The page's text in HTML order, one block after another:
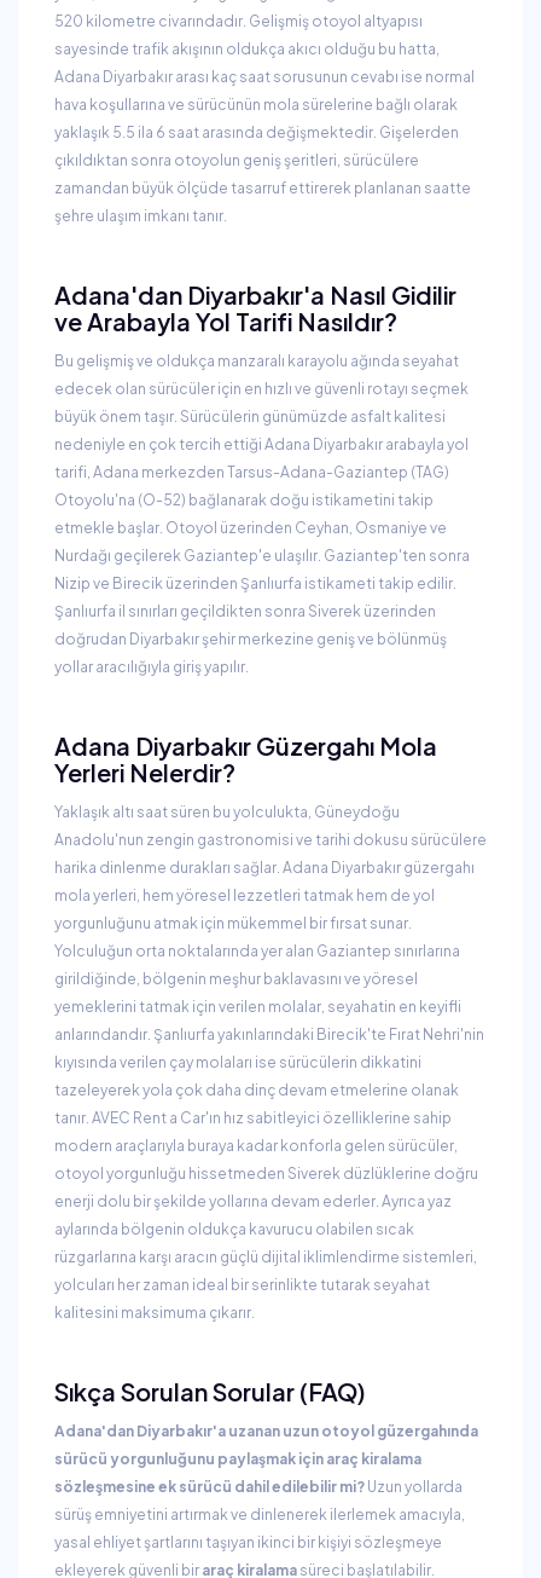
520 kilometre civarındadır. Gelişmiş otoyol altyapısı
sayesinde trafik akışının oldukça akıcı olduğu bu hatta,
Adana Diyarbakır arası kaç saat sorusunun cevabı ise normal
hava koşullarına ve sürücünün mola sürelerine bağlı olarak
yaklaşık 5.5 ila 6 saat arasında değişmektedir. Gişelerden
çıkıldıktan sonra otoyolun geniş şeritleri, sürücülere
zamandan büyük ölçüde tasarruf ettirerek planlanan saatte
şehre ulaşım imkanı tanır.
Adana'dan Diyarbakır'a Nasıl Gidilir
ve Arabayla Yol Tarifi Nasıldır?
Bu gelişmiş ve oldukça manzaralı karayolu ağında seyahat
edecek olan sürücüler için en hızlı ve güvenli rotayı seçmek
büyük önem taşır. Sürücülerin günümüzde asfalt kalitesi
nedeniyle en çok tercih ettiği Adana Diyarbakır arabayla yol
tarifi, Adana merkezden Tarsus-Adana-Gaziantep (TAG)
Otoyolu'na (O-52) bağlanarak doğu istikametini takip
etmekle başlar. Otoyol üzerinden Ceyhan, Osmaniye ve
Nurdağı geçilerek Gaziantep'e ulaşılır. Gaziantep'ten sonra
Nizip ve Birecik üzerinden Şanlıurfa istikameti takip edilir.
Şanlıurfa il sınırları geçildikten sonra Siverek üzerinden
doğrudan Diyarbakır şehir merkezine geniş ve bölünmüş
yollar aracılığıyla giriş yapılır.
Adana Diyarbakır Güzergahı Mola
Yerleri Nelerdir?
Yaklaşık altı saat süren bu yolculukta, Güneydoğu
Anadolu'nun zengin gastronomisi ve tarihi dokusu sürücülere
harika dinlenme durakları sağlar. Adana Diyarbakır güzergahı
mola yerleri, hem yöresel lezzetleri tatmak hem de yol
yorgunluğunu atmak için mükemmel bir fırsat sunar.
Yolculuğun orta noktalarında yer alan Gaziantep sınırlarına
girildiğinde, bölgenin meşhur baklavasını ve yöresel
yemeklerini tatmak için verilen molalar, seyahatin en keyifli
anlarındandır. Şanlıurfa yakınlarındaki Birecik'te Fırat Nehri'nin
kıyısında verilen çay molaları ise sürücülerin dikkatini
tazeleyerek yola çok daha dinç devam etmelerine olanak
tanır. AVEC Rent a Car'ın hız sabitleyici özelliklerine sahip
modern araçlarıyla buraya kadar konforla gelen sürücüler,
otoyol yorgunluğu hissetmeden Siverek düzlüklerine doğru
enerji dolu bir şekilde yollarına devam ederler. Ayrıca yaz
aylarında bölgenin oldukça kavurucu olabilen sıcak
rüzgarlarına karşı aracın güçlü dijital iklimlendirme sistemleri,
yolcuları her zaman ideal bir serinlikte tutarak seyahat
kalitesini maksimuma çıkarır.
Sıkça Sorulan Sorular (FAQ)
Adana'dan Diyarbakır'a uzanan uzun otoyol güzergahında
sürücü yorgunluğunu paylaşmak için araç kiralama
sözleşmesine ek sürücü dahil edilebilir mi? Uzun yollarda
sürüş emniyetini artırmak ve dinlenerek ilerlemek amacıyla,
yasal ehliyet şartlarını taşıyan ikinci bir kişiyi sözleşmeye
ekleyerek güvenli bir araç kiralama süreci başlatılabilir.